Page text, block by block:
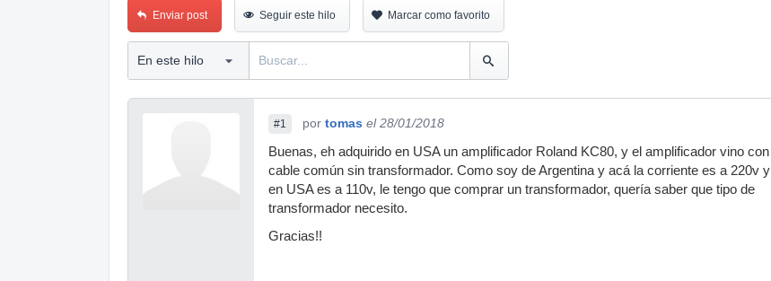
Enviar post Seguir este hilo Marcar como favorito
#1 por tomas el 28/01/2018
Buenas, eh adquirido en USA un amplificador Roland KC80, y el amplificador vino con
cable común sin transformador. Como soy de Argentina y acá la corriente es a 220v y
en USA es a 110v, le tengo que comprar un transformador, quería saber que tipo de
transformador necesito.
Gracias!!